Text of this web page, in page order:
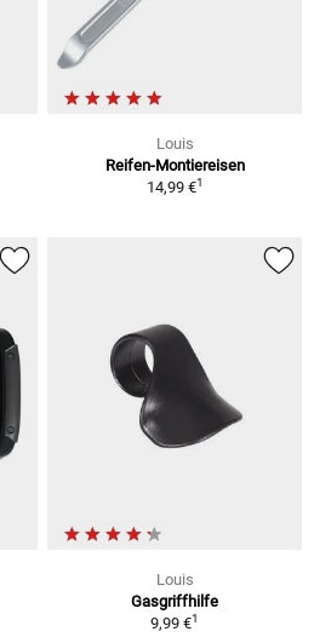
Louis
Reifen-Montiereisen
14,99 €1
Louis
Gasgriffhilfe
9,99 €1